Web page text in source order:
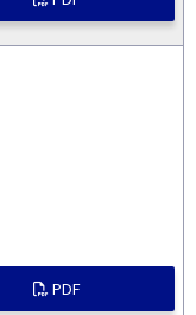
PDF